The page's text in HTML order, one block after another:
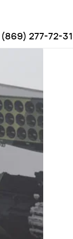
(869) 277-72-31